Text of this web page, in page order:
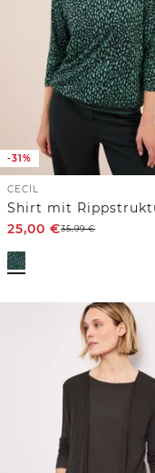
-31%
CECIL
Shirt mit
25,00 €35,99€